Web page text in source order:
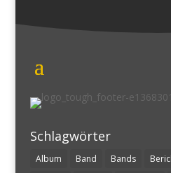
Schlagwörter
Album Band Bands